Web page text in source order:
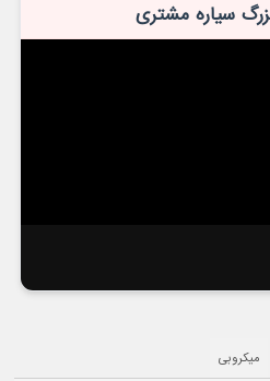
سیاره مشتری
میکروبی